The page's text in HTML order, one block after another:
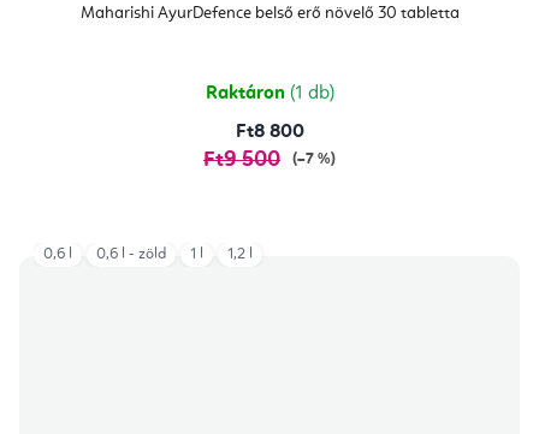
Maharishi AyurDefence belső erő növelő 30 tabletta
Raktáron (1 db)
Ft8 800
Ft9 500 (–7 %)
0,6 l 0,6 l - zöld 1 l 1,2 l